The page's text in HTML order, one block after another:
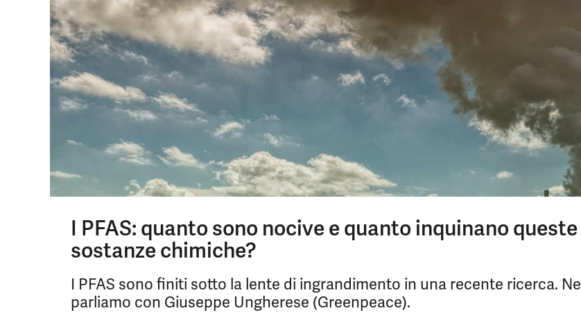
I PFAS: quanto sono nocive e quanto inquinano queste
sostanze chimiche?
I PFAS sono finiti sotto la lente di ingrandimento in una recente ricerca. Ne
parliamo con Giuseppe Ungherese (Greenpeace).